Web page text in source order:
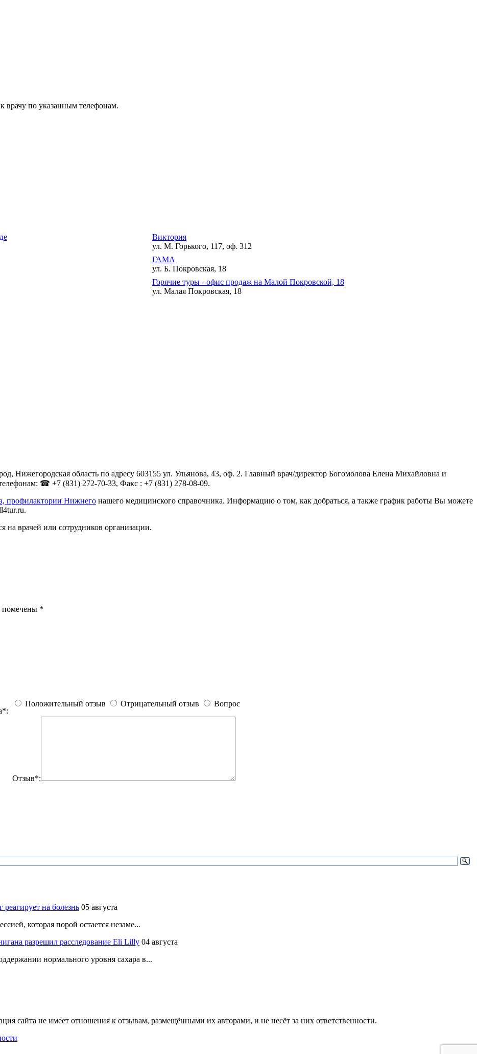
врачу по указанным телефонам.
Виктория
ул. М. Горького, 117, оф. 312
ГАМА
ул. Б. Покровская, 18
Горячие туры - офис продаж на Малой Покровской, 18
ул. Малая Покровская, 18
Нижегородская область по адресу 603155 ул. Ульянова, 43, оф. 2. Главный врач/директор Богомолова Елена Михайловна и
☎ +7 (831) 272-70-33, Факс : +7 (831) 278-08-09.
профилактории Нижнего нашего медицинского справочника. Информацию о том, как добраться, а также график работы Вы можете
врачей или сотрудников организации.
помечены *
Положительный отзыв Отрицательный отзыв Вопрос
Отзыв*:
на болезнь 05 августа
которая порой остается незаме...
разрешил расследование Eli Lilly 04 августа
нормального уровня сахара в...
сайта не имеет отношения к отзывам, размещёнными их авторами, и не несёт за них ответственности.